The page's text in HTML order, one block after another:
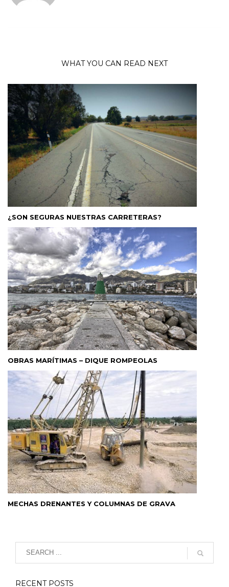
WHAT YOU CAN READ NEXT
¿SON SEGURAS NUESTRAS CARRETERAS?
OBRAS MARÍTIMAS – DIQUE ROMPEOLAS
MECHAS DRENANTES Y COLUMNAS DE GRAVA
RECENT POSTS